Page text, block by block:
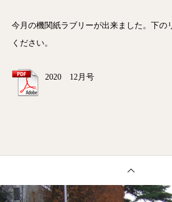
今月の機関紙ラブリーが出来ました。下の
ください。
2020 12月号